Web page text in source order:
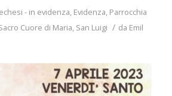
- in evidenza, Evidenza, Parrocchia
Cuore di Maria, San Luigi / da Emil